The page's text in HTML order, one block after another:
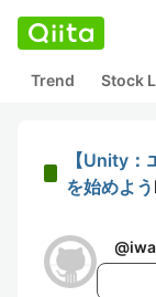
Trend Stock
【Unity
を始めよう
@